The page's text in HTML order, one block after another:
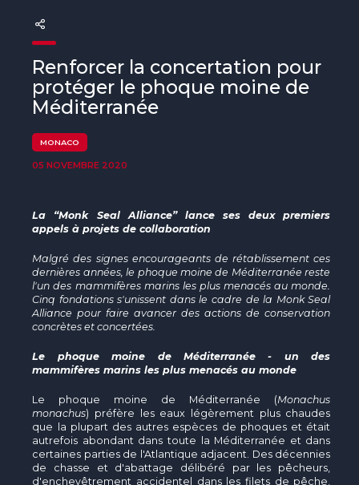
Beyond Plastic Med : BeMed
OACIS
Initiative Homme - Faune sauvage
The Green Shift Initiative
Renforcer la concertation pour
protéger le phoque moine de
Méditerranée
MONACO
05 NOVEMBRE 2020
La “Monk Seal Alliance” lance ses deux premiers
appels à projets de collaboration
Malgré des signes encourageants de rétablissement ces
dernières années, le phoque moine de Méditerranée reste
l'un des mammifères marins les plus menacés au monde.
Cinq fondations s'unissent dans le cadre de la Monk Seal
Alliance pour faire avancer des actions de conservation
concrètes et concertées.
Le phoque moine de Méditerranée - un des
mammifères marins les plus menacés au monde
Le phoque moine de Méditerranée (Monachus
monachus) préfère les eaux légèrement plus chaudes
que la plupart des autres espèces de phoques et était
autrefois abondant dans toute la Méditerranée et dans
certaines parties de l'Atlantique adjacent. Des décennies
de chasse et d'abattage délibéré par les pêcheurs,
d'enchevêtrement accidentel dans les filets de pêche,